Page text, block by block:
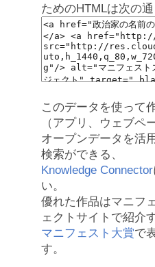
ためのHTMLは次の通
このデータを使って
（アプリ、ウェブペ
オープンデータを活
検索ができる、
Knowledge Connector
い。
優れた作品はマニフ
ェクトサイトで紹介
マニフェスト大賞で
す。